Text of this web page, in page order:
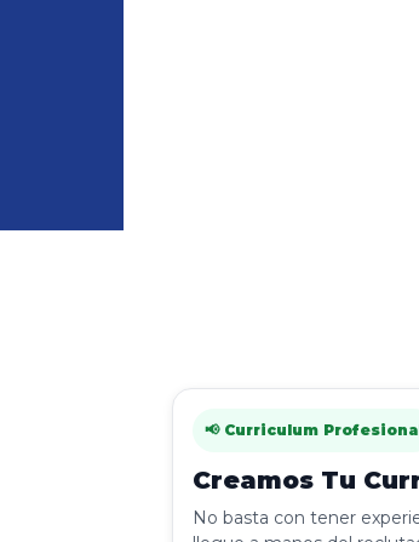
📢 Curriculum
Creamos Tu
No basta con tener